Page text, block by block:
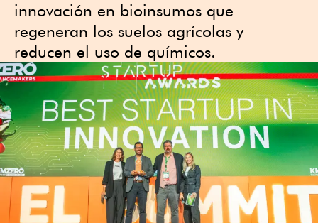
innovación en bioinsumos que
regeneran los suelos agrícolas y
reducen el uso de químicos.